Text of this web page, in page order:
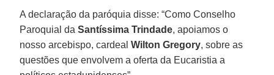
A declaração da paróquia disse: “Como Conselho
Paroquial daSantíssima Trindade, apoiamos o
nosso arcebispo, cardealWilton Gregory, sobre as
questões que envolvem a oferta da Eucaristia a